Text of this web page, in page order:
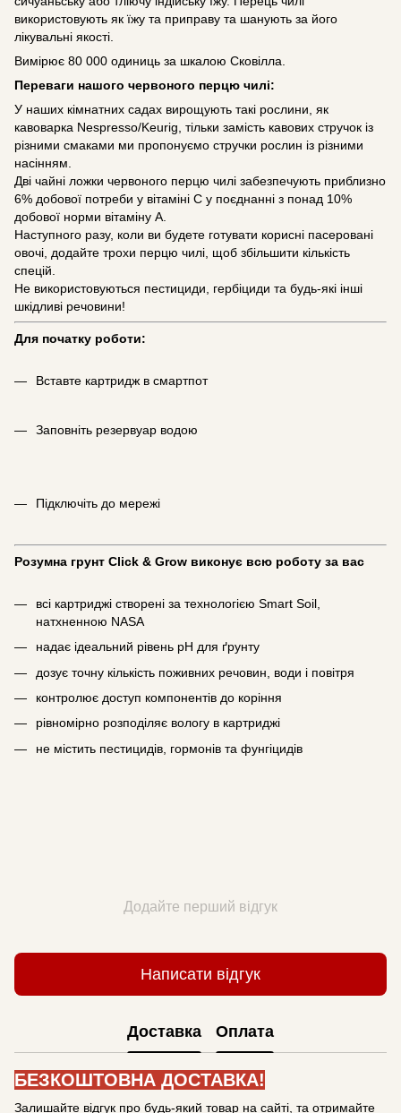
використовують як їжу та приправу та шанують за його
лікувальні якості.
Вимірює 80 000 одиниць за шкалою Сковілла.
Переваги нашого червоного перцю чилі:
У наших кімнатних садах вирощують такі рослини, як
кавоварка Nespresso/Keurig, тільки замість кавових стручок із
різними смаками ми пропонуємо стручки рослин із різними
насінням.
Дві чайні ложки червоного перцю чилі забезпечують приблизно
6% добової потреби у вітаміні С у поєднанні з понад 10%
добової норми вітаміну А.
Наступного разу, коли ви будете готувати корисні пасеровані
овочі, додайте трохи перцю чилі, щоб збільшити кількість
спецій.
Не використовуються пестициди, гербіциди та будь-які інші
шкідливі речовини!
Для початку роботи:
Вставте картридж в смартпот
Заповніть резервуар водою
Підключіть до мережі
Розумна грунт Click & Grow виконує всю роботу за вас
всі картриджі створені за технологією Smart Soil,
натхненною NASA
надає ідеальний рівень pH для ґрунту
дозує точну кількість поживних речовин, води і повітря
контролює доступ компонентів до коріння
рівномірно розподіляє вологу в картриджі
не містить пестицидів, гормонів та фунгіцидів
Додайте перший відгук
Написати відгук
Доставка Оплата
БЕЗКОШТОВНА ДОСТАВКА!
Залишайте відгук про будь-який товар на сайті, та отримайте